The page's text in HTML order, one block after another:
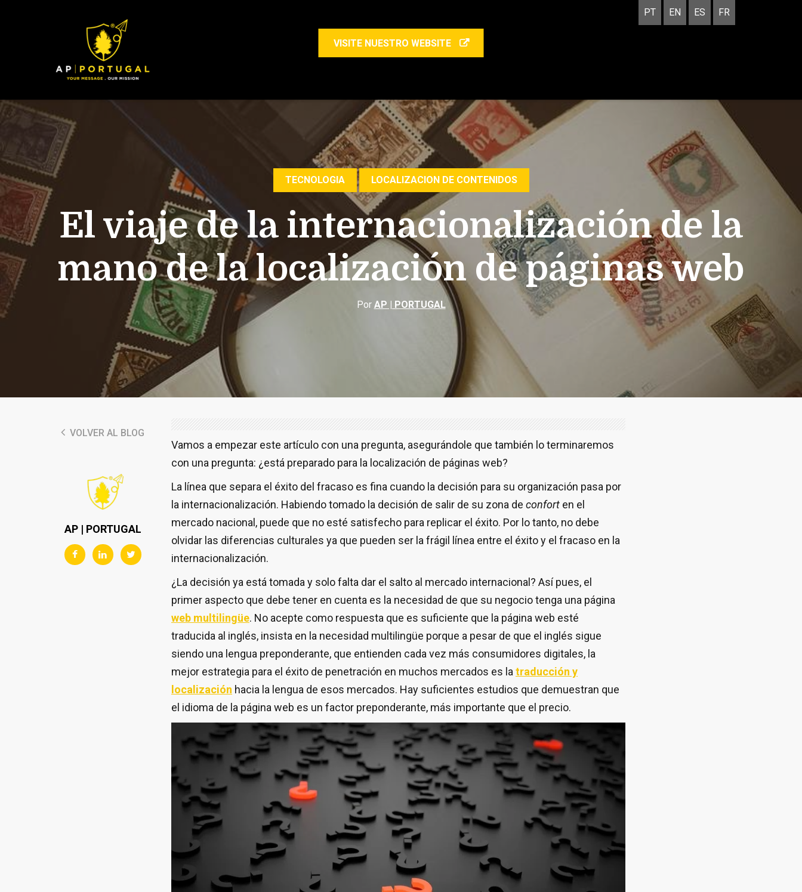
PT EN ES FR
VISITE NUESTRO WEBSITE
TECNOLOGIA LOCALIZACION DE CONTENIDOS
El viaje de la internacionalización de la
mano de la localización de páginas web
Por AP | PORTUGAL
VOLVER AL BLOG
AP | PORTUGAL
Vamos a empezar este artículo con una pregunta, asegurándole que también lo terminaremos
con una pregunta: ¿está preparado para la localización de páginas web?
La línea que separa el éxito del fracaso es fina cuando la decisión para su organización pasa por
la internacionalización. Habiendo tomado la decisión de salir de su zona de confort en el
mercado nacional, puede que no esté satisfecho para replicar el éxito. Por lo tanto, no debe
olvidar las diferencias culturales ya que pueden ser la frágil línea entre el éxito y el fracaso en la
internacionalización.
¿La decisión ya está tomada y solo falta dar el salto al mercado internacional? Así pues, el
primer aspecto que debe tener en cuenta es la necesidad de que su negocio tenga una página
web multilingüe. No acepte como respuesta que es suficiente que la página web esté
traducida al inglés, insista en la necesidad multilingüe porque a pesar de que el inglés sigue
siendo una lengua preponderante, que entienden cada vez más consumidores digitales, la
mejor estrategia para el éxito de penetración en muchos mercados es la traducción y
localización hacia la lengua de esos mercados. Hay suficientes estudios que demuestran que
el idioma de la página web es un factor preponderante, más importante que el precio.